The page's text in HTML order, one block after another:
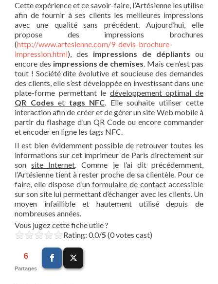
Cette expérience et ce savoir-faire, l’Artésienne les utilise
afin de fournir à ses clients les meilleures impressions
avec une qualité sans précédent. Aujourd’hui, elle
propose des impressions brochures
(http://www.artesienne.com/9-devis-brochure-
impression.html), des impressions de dépliants ou
encore des impressions de chemises. Mais ce n’est pas
tout ! Société dite évolutive et soucieuse des demandes
des clients, elle s’est développée en investissant dans une
plate-forme permettant le développement optimal de
QR Codes et tags NFC. Elle souhaite utiliser cette
interaction afin de créer et de gérer un site Web mobile à
partir du flashage d’un QR Code ou encore commander
et encoder en ligne les tags NFC.
Il est bien évidemment possible de retrouver toutes les
informations sur cet imprimeur de Paris directement sur
sonsite Internet. Comme je l’ai dit précédemment,
l’Artésienne tient à rester proche de sa clientèle. Pour ce
faire, elle dispose d’unformulaire de contact accessible
sur son site lui permettant d’échanger avec les clients. Un
moyen infaillible et hautement utilisé depuis de
nombreuses années.
Vous jugez cette fiche utile ?
Rating: 0.0/5 (0 votes cast)
6
Partages